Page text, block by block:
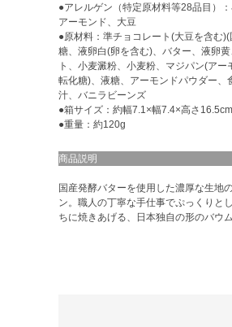
●アレルゲン（特定原材料等28品目）：
アーモンド、大豆
●原材料：準チョコレート(大豆を含む
糖、液卵白(卵を含む)、バター、液卵
ト、小麦澱粉、小麦粉、マジパン(アー
転化糖)、液糖、アーモンドパウダー、
汁、バニラビーンズ
●箱サイズ：約幅7.1×幅7.4×高さ16.5cm
●重量：約120g
商品説明
国産発酵バターを使用した濃厚な生地
ン。職人の丁寧な手仕事でぷっくりと
ちに焼きあげる、日本独自の形のバウム